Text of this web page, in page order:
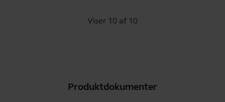
Viser 10 af 10
Produktdokumenter